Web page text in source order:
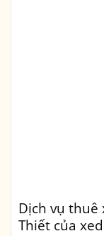
Dịch vụ thuê
Thiết của